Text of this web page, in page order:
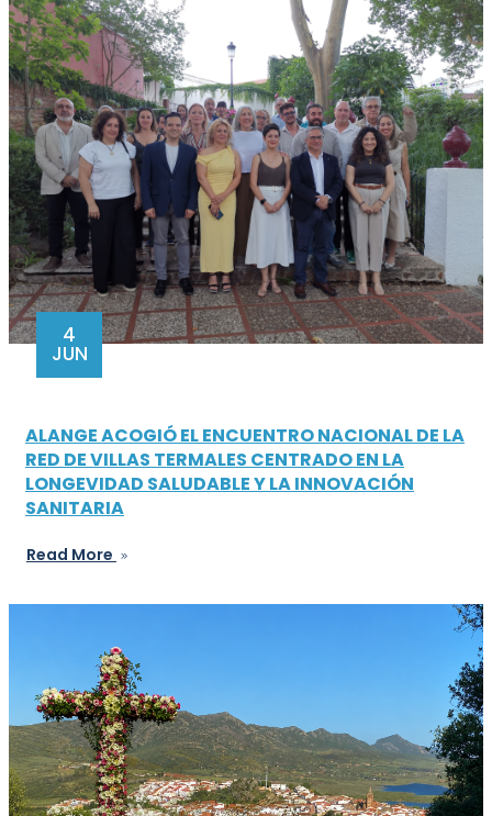
4
JUN
ALANGE ACOGIÓ EL ENCUENTRO NACIONAL DE LA
RED DE VILLAS TERMALES CENTRADO EN LA
LONGEVIDAD SALUDABLE Y LA INNOVACIÓN
SANITARIA
Read More